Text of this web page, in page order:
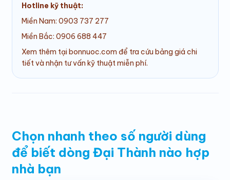
Hotline kỹ thuật:
Miền Nam: 0903 737 277
Miền Bắc: 0906 688 447
Xem thêm tại bonnuoc.com để tra cứu bảng giá chi
tiết và nhận tư vấn kỹ thuật miễn phí.
Chọn nhanh theo số người dùng
để biết dòng Đại Thành nào hợp
nhà bạn